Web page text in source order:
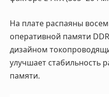
На плате распаяны
оперативной памяти
дизайном
улучшает стабильность
памяти.